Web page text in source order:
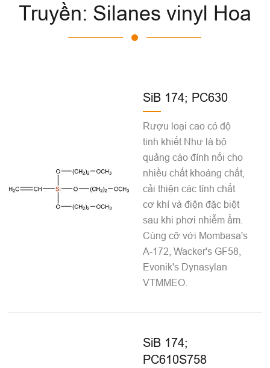
Truyền: Silanes vinyl Hoa
SiB 174; PC630
Rượu loại cao có độ
tinh khiết Như là bộ
quảng cáo đính nối cho
nhiều chất khoáng chất,
cải thiện các tính chất
cơ khí và điện đặc biệt
sau khi phơi nhiễm ẩm.
Cùng cỡ với Mombasa's
A-172, Wacker's GF58,
Evonik's Dynasylan
VTMMEO.
SiB 174;
PC610S758